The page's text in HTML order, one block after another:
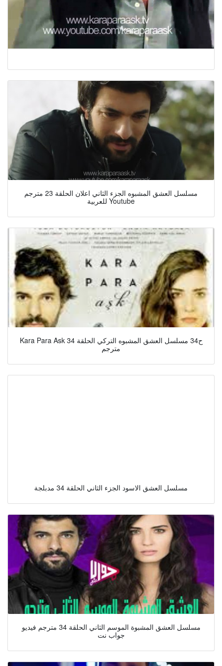
مسلسل العشق المشبوه الجزء الثاني اعلان الحلقة 23 مترجم
للعربية Youtube
Kara Para Ask ح34 مسلسل العشق المشبوه التركي الحلقة 34
مترجم
مسلسل العشق الاسود الجزء الثاني الحلقة 34 مدبلجة
مسلسل العشق المشبوة الموسم الثاني الحلقة 34 مترجم فيديو
جواب نت